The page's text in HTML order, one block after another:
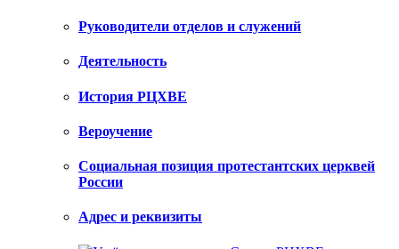
Руководители отделов и служений
Деятельность
История РЦХВЕ
Вероучение
Социальная позиция протестантских церквей
России
Адрес и реквизиты